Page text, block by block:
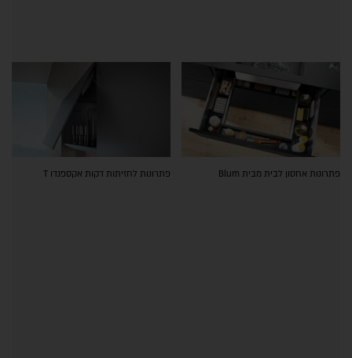
פתרונות אחסון לבית מבית Blum פתרונות לחזיתות דקות אקספנדו T